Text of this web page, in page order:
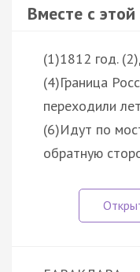
Вместе с
(1)1812 год.
(4)Граница
переходили
(6)Идут по
обратную